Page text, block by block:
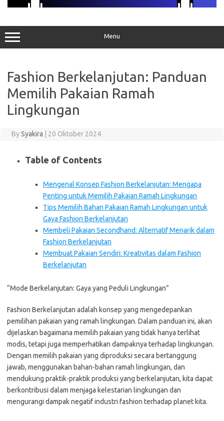
Menu
Fashion Berkelanjutan: Panduan
Memilih Pakaian Ramah
Lingkungan
BySyakira 20 Oktober 2024
Table of Contents
Mengenal Konsep Fashion Berkelanjutan: Mengapa
Penting untuk Memilih Pakaian Ramah Lingkungan
Tips Memilih Bahan Pakaian Ramah Lingkungan untuk
Gaya Fashion Berkelanjutan
Membeli Pakaian Secondhand: Alternatif Menarik dalam
Fashion Berkelanjutan
Membuat Pakaian Sendiri: Kreativitas dalam Fashion
Berkelanjutan
“Mode Berkelanjutan: Gaya yang Peduli Lingkungan”
Fashion Berkelanjutan adalah konsep yang mengedepankan
pemilihan pakaian yang ramah lingkungan. Dalam panduan ini, akan
dijelaskan bagaimana memilih pakaian yang tidak hanya terlihat
modis, tetapi juga memperhatikan dampaknya terhadap lingkungan.
Dengan memilih pakaian yang diproduksi secara bertanggung
jawab, menggunakan bahan-bahan ramah lingkungan, dan
mendukung praktik-praktik produksi yang berkelanjutan, kita dapat
berkontribusi dalam menjaga kelestarian lingkungan dan
mengurangi dampak negatif industri fashion terhadap planet kita.